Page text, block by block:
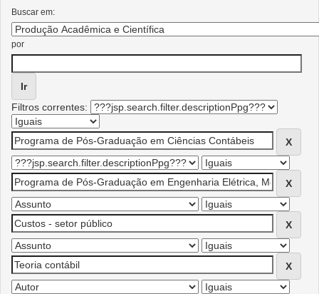
Buscar em:
por
Filtros correntes: